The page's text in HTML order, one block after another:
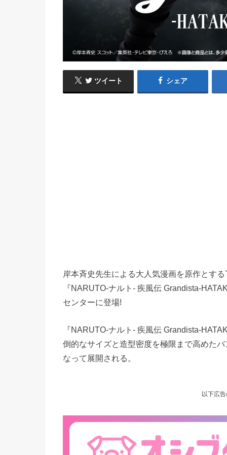
ツイート シェア
岸本斉史先生による大人気漫画を原作とす
『NARUTO-ナルト- 疾風伝 Grandista-
センターに登場!
『NARUTO-ナルト- 疾風伝 Grandista-
倒的なサイズと造型密度を極限まで高めた
なって展開される。
以下広